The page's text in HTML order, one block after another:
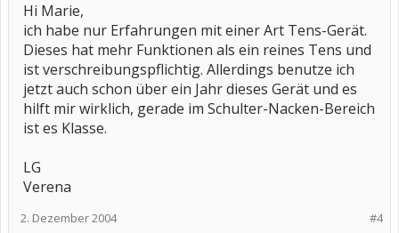
Hi Marie,
ich habe nur Erfahrungen mit einer Art Tens-Gerät.
Dieses hat mehr Funktionen als ein reines Tens und
ist verschreibungspflichtig. Allerdings benutze ich
jetzt auch schon über ein Jahr dieses Gerät und es
hilft mir wirklich, gerade im Schulter-Nacken-Bereich
ist es Klasse.
LG
Verena
#4
2. Dezember 2004